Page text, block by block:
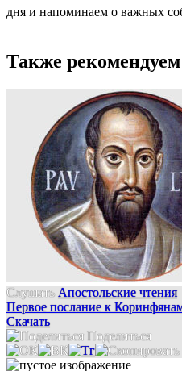
дня и напоминаем о важных
Также рекомендуем
Слушать Апостольские чтения
Первое послание к
Скачать
Поделиться